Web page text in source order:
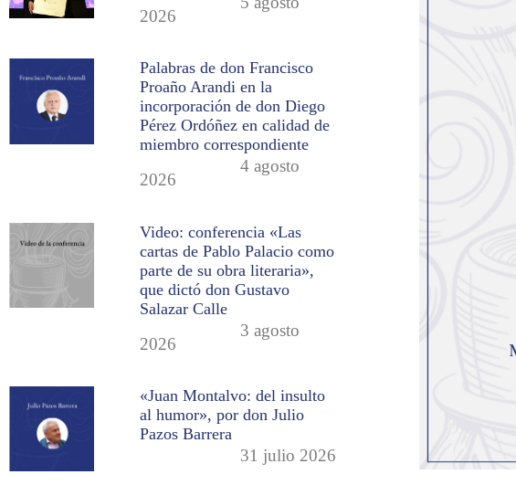
2026
Palabras de don Francisco
Proaño Arandi en la
incorporación de don Diego
Pérez Ordóñez en calidad de
miembro correspondiente
4 agosto
2026
Video: conferencia «Las
cartas de Pablo Palacio como
parte de su obra literaria»,
que dictó don Gustavo
Salazar Calle
3 agosto
2026
«Juan Montalvo: del insulto
al humor», por don Julio
Pazos Barrera
31 julio 2026